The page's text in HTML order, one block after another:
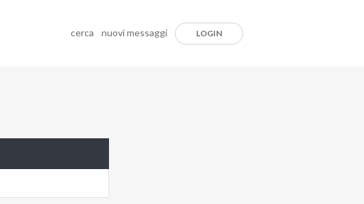
cerca nuovi messaggi LOGIN